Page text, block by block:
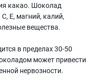
какао. Шоколад
Е, магний, калий,
вещества.
в пределах 30-50
может привести
нервозности.